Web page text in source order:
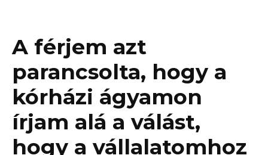
A férjem azt
parancsolta, hogy a
kórházi ágyamon
írjam alá a válást,
hogy a vállalatomhoz